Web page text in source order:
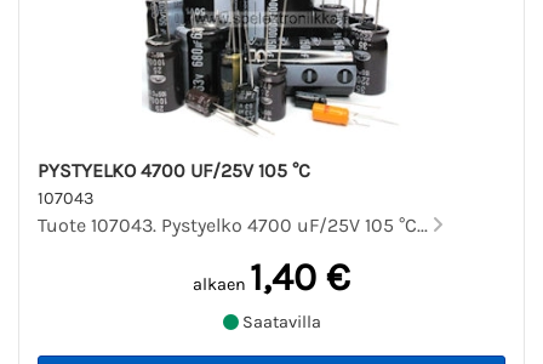
PYSTYELKO 4700 UF/25V 105 °C
107043
Tuote 107043. Pystyelko 4700 uF/25V 105 °C...
alkaen 1,40 €
Saatavilla